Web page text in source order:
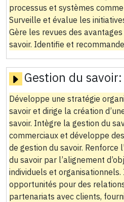
processus et systèmes
Surveille et évalue les
Gère les revues des
savoir. Identifie et
Gestion du savoir:
Développe une stratégie
savoir et dirige la création
savoir. Intègre la gestion du
commerciaux et développe
de gestion du savoir. Renforce
du savoir par l’alignement
individuels et organisationnels.
opportunités pour des
partenariats avec clients,